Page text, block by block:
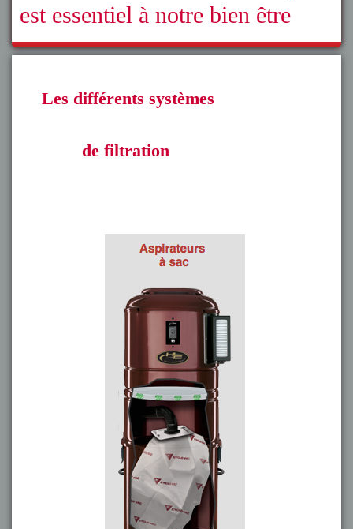
est essentiel à notre bien être
Les différents systèmes
de filtration